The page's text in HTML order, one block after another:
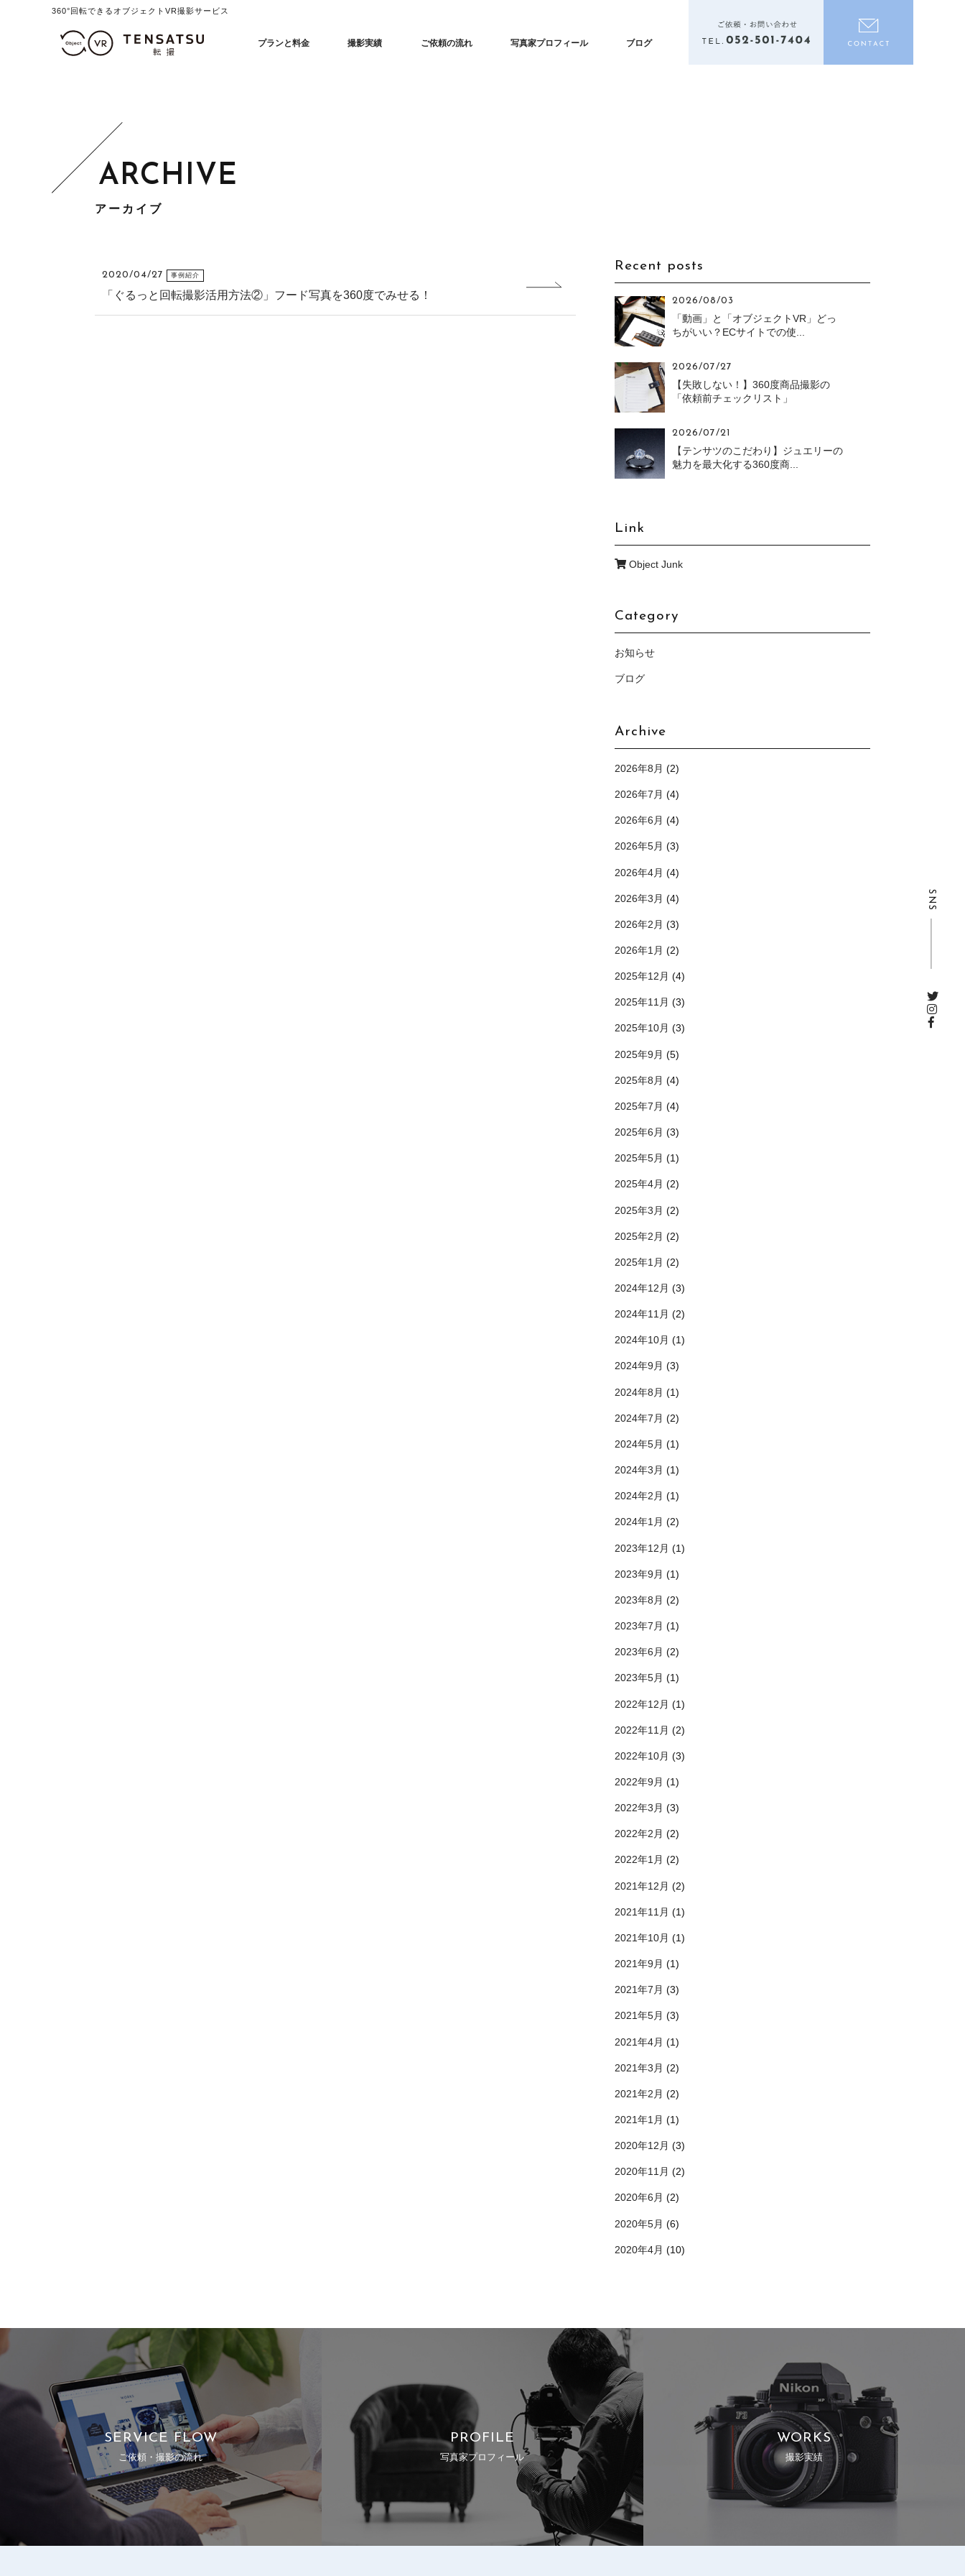
360°回転できるオブジェクトVR撮影サービス
プランと料金 撮影実績 ご依頼の流れ 写真家プロフィール ブログ
電話をかける
SNS
アーカイブ
2020/04/27 事例紹介
「ぐるっと回転撮影活用方法②」フード写真を360度でみせる！
Recent posts
2026/08/03
「動画」と「オブジェクトVR」どっ
ちがいい？ECサイトでの使...
2026/07/27
【失敗しない！】360度商品撮影の
「依頼前チェックリスト」
2026/07/21
【テンサツのこだわり】ジュエリーの
魅力を最大化する360度商...
Link
Object Junk
Category
お知らせ
ブログ
Archive
2026年8月 (2)
2026年7月 (4)
2026年6月 (4)
2026年5月 (3)
2026年4月 (4)
2026年3月 (4)
2026年2月 (3)
2026年1月 (2)
2025年12月 (4)
2025年11月 (3)
2025年10月 (3)
2025年9月 (5)
2025年8月 (4)
2025年7月 (4)
2025年6月 (3)
2025年5月 (1)
2025年4月 (2)
2025年3月 (2)
2025年2月 (2)
2025年1月 (2)
2024年12月 (3)
2024年11月 (2)
2024年10月 (1)
2024年9月 (3)
2024年8月 (1)
2024年7月 (2)
2024年5月 (1)
2024年3月 (1)
2024年2月 (1)
2024年1月 (2)
2023年12月 (1)
2023年9月 (1)
2023年8月 (2)
2023年7月 (1)
2023年6月 (2)
2023年5月 (1)
2022年12月 (1)
2022年11月 (2)
2022年10月 (3)
2022年9月 (1)
2022年3月 (3)
2022年2月 (2)
2022年1月 (2)
2021年12月 (2)
2021年11月 (1)
2021年10月 (1)
2021年9月 (1)
2021年7月 (3)
2021年5月 (3)
2021年4月 (1)
2021年3月 (2)
2021年2月 (2)
2021年1月 (1)
2020年12月 (3)
2020年11月 (2)
2020年6月 (2)
2020年5月 (6)
2020年4月 (10)
SERVICE FLOW
ご依頼・撮影の流れ
PROFILE
写真家プロフィール
WORKS
撮影実績